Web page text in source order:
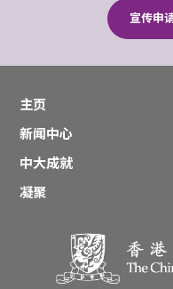
宣传申
主页
新闻中心
中大成就
凝聚